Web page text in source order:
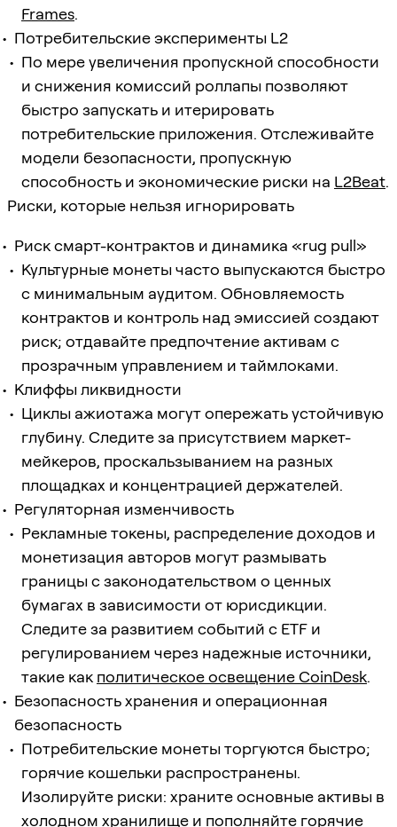
Frames.
Потребительские эксперименты L2
По мере увеличения пропускной способности
и снижения комиссий роллапы позволяют
быстро запускать и итерировать
потребительские приложения. Отслеживайте
модели безопасности, пропускную
способность и экономические риски на L2Beat.
Риски, которые нельзя игнорировать
Риск смарт-контрактов и динамика «rug pull»
Культурные монеты часто выпускаются быстро
с минимальным аудитом. Обновляемость
контрактов и контроль над эмиссией создают
риск; отдавайте предпочтение активам с
прозрачным управлением и таймлоками.
Клиффы ликвидности
Циклы ажиотажа могут опережать устойчивую
глубину. Следите за присутствием маркет-
мейкеров, проскальзыванием на разных
площадках и концентрацией держателей.
Регуляторная изменчивость
Рекламные токены, распределение доходов и
монетизация авторов могут размывать
границы с законодательством о ценных
бумагах в зависимости от юрисдикции.
Следите за развитием событий с ETF и
регулированием через надежные источники,
такие как политическое освещение CoinDesk.
Безопасность хранения и операционная
безопасность
Потребительские монеты торгуются быстро;
горячие кошельки распространены.
Изолируйте риски: храните основные активы в
холодном хранилище и пополняйте горячие